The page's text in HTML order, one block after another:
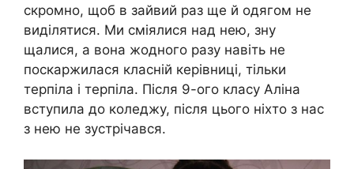
скромно, щоб в зайвий раз ще й одягом не
виділятися. Ми сміялися над нею, зну
щалися, а вона жодного разу навіть не
поскаржилася класній керівниці, тільки
терпіла і терпіла. Після 9-ого класу Аліна
вступила до коледжу, після цього ніхто з нас
з нею не зустрічався.